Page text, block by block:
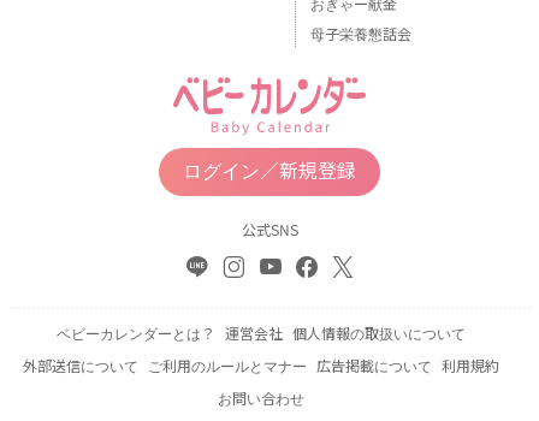
おぎゃー献金
母子栄養懇話会
ログイン／新規登録
公式SNS
ベビーカレンダーとは？ 運営会社
個人情報の取扱いについて
外部送信について
ご利用のルールとマナー 広告掲載について
利用規約
お問い合わせ